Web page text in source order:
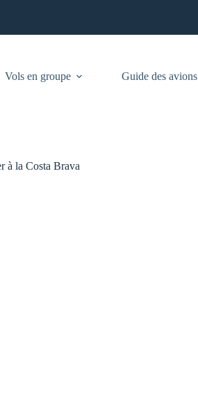
Vols en groupe Guide des avions
à la Costa Brava